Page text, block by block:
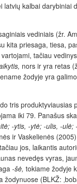
kalbai darybiniai
vediniais (žr.
kita priesaga, tiesa,
tačiau vedinys
nors ir yra retas
žodyje yra
tris produktyviausias
iki 79. Panašus
-ytis, -ytė; -ulis, -ulė;
ir Vaskelienės
jos, laikantis
nevedęs vyras,
-šė, tokiame žodyje
(BLKŽ: